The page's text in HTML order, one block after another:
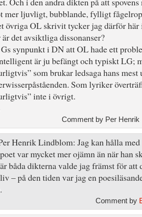
mer ljuvligt, bubblande, fylligt
övriga OL skrivit tycker jag därför
det avsiktliga dissonanser?
synpunkt i DN att OL hade ett
är ju befängt och typiskt LG;
som brukar ledsaga hans
Som lyriker
inte i övrigt.
Comment by Per
Henrik Lindblom: Jag kan hålla
var mycket mer ojämn än när han
båda dikterna valde jag främst för
– på den tiden var jag en
Comment by